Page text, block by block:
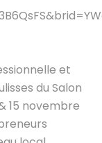
et
du Salon
15 novembre